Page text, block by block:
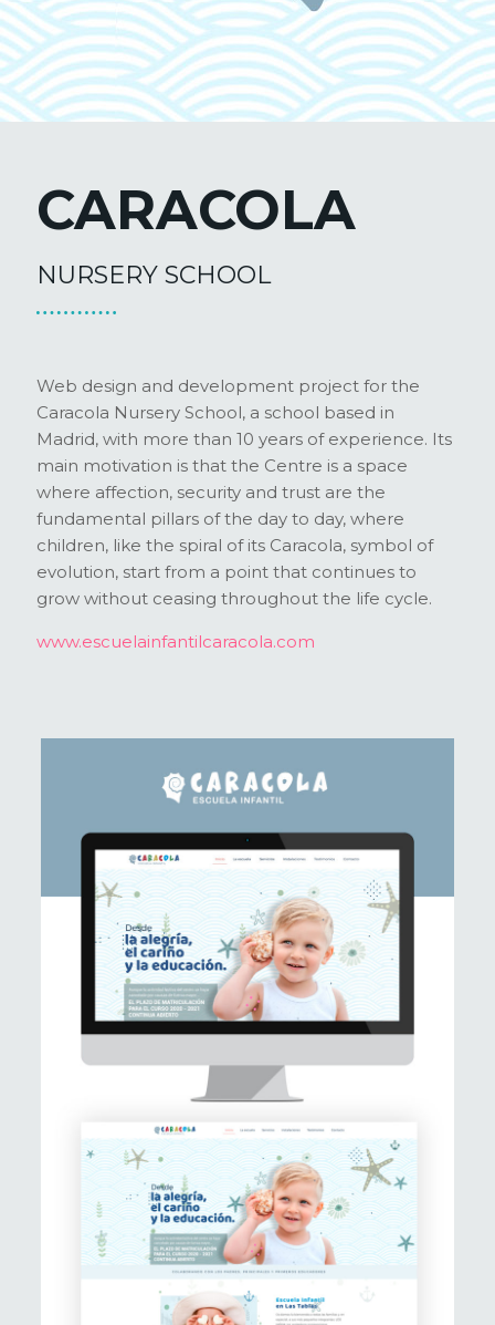
CARACOLA
NURSERY SCHOOL
Web design and development project for the
Caracola Nursery School, a school based in
Madrid, with more than 10 years of experience. Its
main motivation is that the Centre is a space
where affection, security and trust are the
fundamental pillars of the day to day, where
children, like the spiral of its Caracola, symbol of
evolution, start from a point that continues to
grow without ceasing throughout the life cycle.
www.escuelainfantilcaracola.com